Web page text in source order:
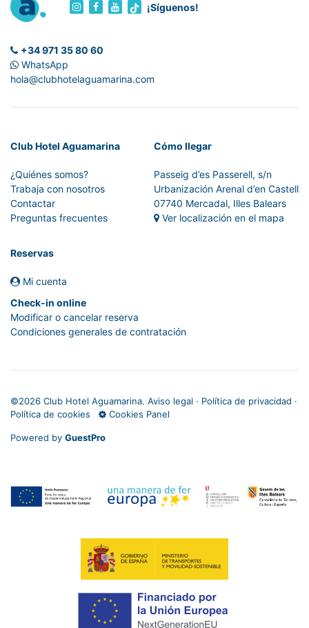
¡Síguenos!
+34 971 35 80 60
WhatsApp
hola@clubhotelaguamarina.com
Club Hotel Aguamarina
¿Quiénes somos?
Trabaja con nosotros
Contactar
Preguntas frecuentes
Cómo llegar
Passeig d’es Passerell, s/n
Urbanización Arenal d’en Castell
07740 Mercadal, Illes Balears
Ver localización en el mapa
Reservas
Mi cuenta
Check-in online
Modificar o cancelar reserva
Condiciones generales de contratación
©2026 Club Hotel Aguamarina. Aviso legal · Política de privacidad ·
Política de cookies
Cookies Panel
Powered by GuestPro